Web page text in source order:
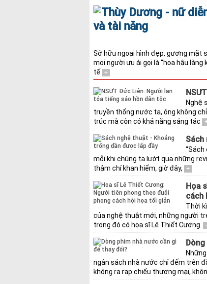
Sở hữu ngoại hình đẹp, gương mặt
mọi người ưu ái gọi là “hoa hậu
tế
+
Nghệ
truyền thống nước ta, ông không
trúc mà còn có khả năng sáng tác
Sách
“Sách
mỗi khi chúng ta lướt qua những
thậm chí khan hiếm, giờ đây,
+
Họa
cách
Thời
của nghệ thuật mới, những người
trong đó có họa sĩ Lê Thiết Cương.
ngân sách nhà nước chỉ đếm trên
không ra rạp chiếu thương mại,